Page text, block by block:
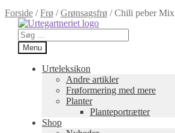
Spring
til
navigation
Spring
til
indhold
Søg
efter:
Menu
Urteleksikon
Andre artikler
Frøformering med mere
Planter
Planteportrætter
Shop
Forside /Frø /Grønsagsfrø /Chili peber Mix